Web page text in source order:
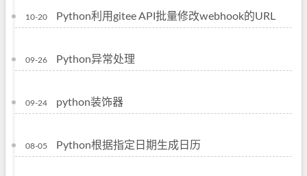
10-20 Python利用gitee API批量修改webhook的URL
09-26 Python异常处理
09-24 python装饰器
08-05 Python根据指定日期生成日历